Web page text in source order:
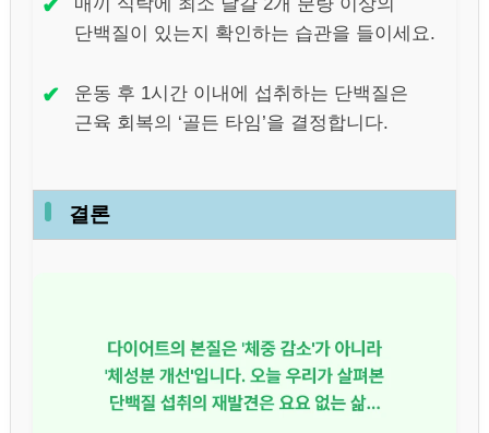
✔
단백질이 있는지 확인하는 습관을 들이세요.
✔
운동 후 1시간 이내에 섭취하는 단백질은
근육 회복의 ‘골든 타임’을 결정합니다.
결론